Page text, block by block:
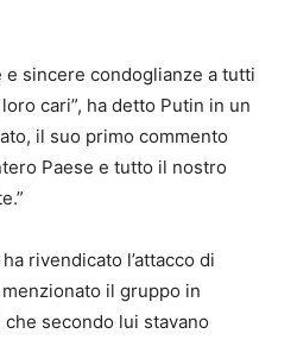
e sincere condoglianze a tutti
cari”, ha detto Putin in un
il suo primo commento
Paese e tutto il nostro
rivendicato l’attacco di
il gruppo in
secondo lui stavano